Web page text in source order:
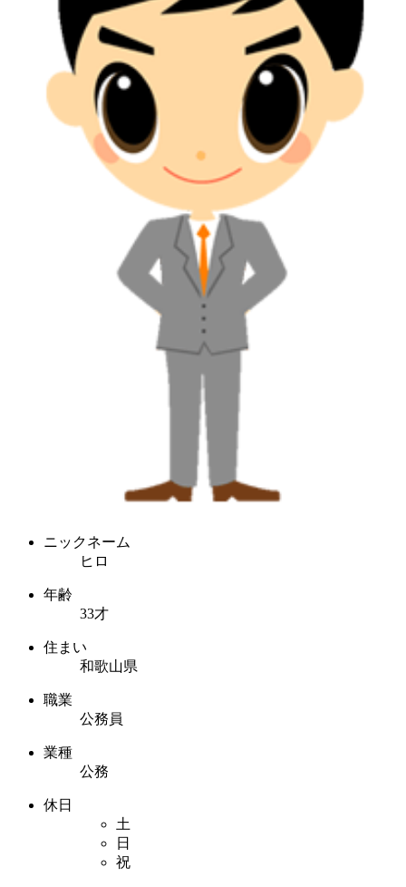
ニックネーム
ヒロ
年齢
33才
住まい
和歌山県
職業
公務員
業種
公務
休日
土
日
祝